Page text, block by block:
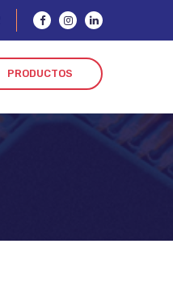
PRODUCTOS